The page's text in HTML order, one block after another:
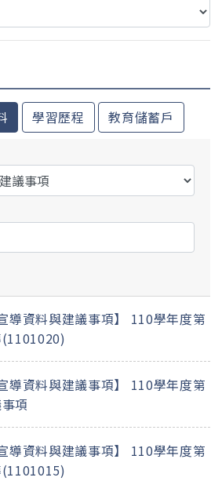
學習歷程
教育儲蓄戶
導資料與建議事項】 110學年度第
導資料與建議事項】 110學年度第
項
導資料與建議事項】 110學年度第